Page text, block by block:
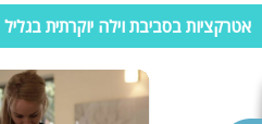
ריזורט הנסיכה-נופש
היה לנו סופ״ש פשוט מושלם!! הווילה
מחופשה מושלמת.הבעלים היה זמין
ובקשה,וקיבלנו מענה מהיר,חם ואדיב
אטרקציות בסביבת וילה יוקרתית בגליל עליון, עם 7